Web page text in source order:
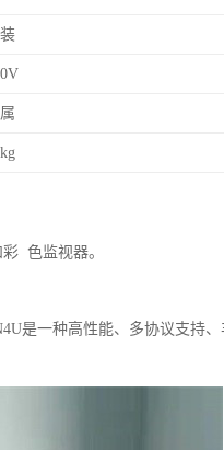
色监视器。
是一种高性能、多协议支持、